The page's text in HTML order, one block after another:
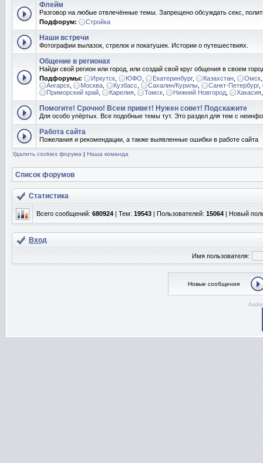
Флейм
Разговор на любые отвлечённые темы. Запрещено обсуждать секс,
Подфорум:
Стройка
Наши встречи
Фотографии вылазок, стрелок и покатушек. Истории о путешествиях.
Общение в регионах
Найди свой регион или город, или создай свой круг общения в своем
Подфорумы:
Иркутск ЮФО Екатеринбург, Казахстан Омск
Ангарск
Москва Кузбасс Сахалин/Курилы Санкт-Петербург,
Приморский край
Карелия Томск Нижний Новгород Хакасия
Помогите! Срочно! Всем привет! Нужен совет! Подскажите
Для особо упёртых. Все подобные темы тут. Это раздел для тем с
Работа сайта
Пожелания и рекомендации, а также выявленные ошибки в работе сайта
Удалить cookies форума | Наша команда
Список форумов
Статистика
Всего сообщений: 680924 | Тем: 19543 | Пользователей: 15064 | Новый
Вход
Имя пользователя:
Новые сообщения